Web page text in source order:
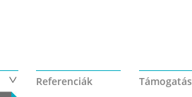
Referenciák Támogatás